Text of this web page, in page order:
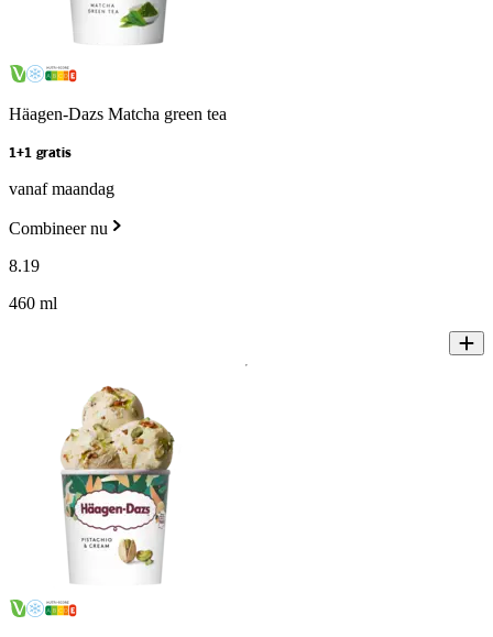
Häagen-Dazs Matcha green tea
1+1 gratis
vanaf maandag
Combineer nu
8.19
460 ml